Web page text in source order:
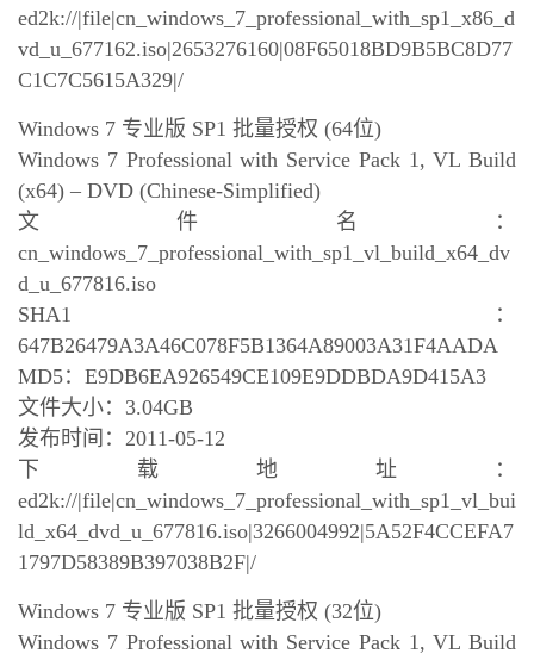
ed2k://|file|cn_windows_7_professional_with_sp1_x86_d
vd_u_677162.iso|2653276160|08F65018BD9B5BC8D77
C1C7C5615A329|/
Windows 7 专业版 SP1 批量授权 (64位)
Windows 7 Professional with Service Pack 1, VL Build
(x64) – DVD (Chinese-Simplified)
文件名：
cn_windows_7_professional_with_sp1_vl_build_x64_dv
d_u_677816.iso
SHA1：
647B26479A3A46C078F5B1364A89003A31F4AADA
MD5：E9DB6EA926549CE109E9DDBDA9D415A3
文件大小：3.04GB
发布时间：2011-05-12
下载地址：
ed2k://|file|cn_windows_7_professional_with_sp1_vl_bui
ld_x64_dvd_u_677816.iso|3266004992|5A52F4CCEFA7
1797D58389B397038B2F|/
Windows 7 专业版 SP1 批量授权 (32位)
Windows 7 Professional with Service Pack 1, VL Build